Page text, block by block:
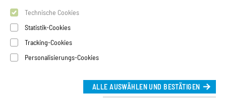
Technische Cookies
Statistik-Cookies
Tracking-Cookies
Personalisierungs-Cookies
ALLE AUSWÄHLEN UND BESTÄTIGEN
Telefon:+49 6341 9179 0
Telefax: +49 6341 9179 16
E-Mail:
info@stw-vp.de
Folgt uns auf